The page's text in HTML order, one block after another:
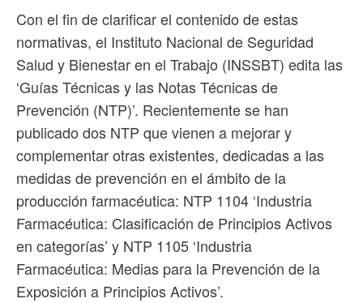
Con el fin de clarificar el contenido de estas
normativas, el Instituto Nacional de Seguridad
Salud y Bienestar en el Trabajo (INSSBT) edita las
‘Guías Técnicas y las Notas Técnicas de
Prevención (NTP)’. Recientemente se han
publicado dos NTP que vienen a mejorar y
complementar otras existentes, dedicadas a las
medidas de prevención en el ámbito de la
producción farmacéutica: NTP 1104 ‘Industria
Farmacéutica: Clasificación de Principios Activos
en categorías’ y NTP 1105 ‘Industria
Farmacéutica: Medias para la Prevención de la
Exposición a Principios Activos’.